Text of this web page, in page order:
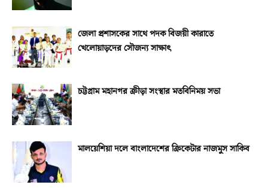
জেলা প্রশাসকের সাথে পদক বিজয়ী কারাতে
খেলোয়াড়দের সৌজন্য সাক্ষাৎ
চট্টগ্রাম মহানগর ক্রীড়া সংস্থার মতবিনিময় সভা
মালয়েশিয়া দলে বাংলাদেশের ক্রিকেটার নাজমুস সাকিব